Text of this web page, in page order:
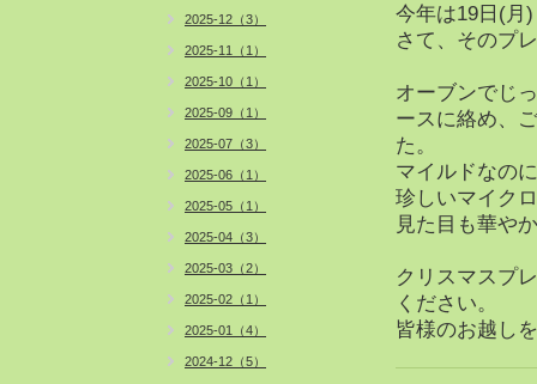
今年は19日(月
さて、そのプ
オーブンでじ
ースに絡め、
た。
マイルドなの
珍しいマイク
見た目も華や
クリスマスプ
ください。
皆様のお越し
2025-12（3）
2025-11（1）
2025-10（1）
2025-09（1）
2025-07（3）
2025-06（1）
2025-05（1）
2025-04（3）
2025-03（2）
2025-02（1）
2025-01（4）
2024-12（5）